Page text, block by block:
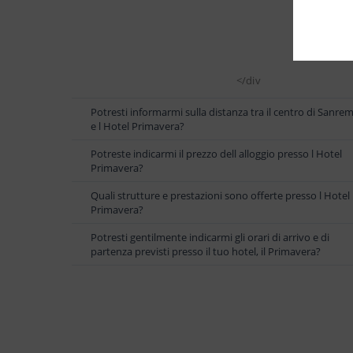
</div
Potresti informarmi sulla distanza tra il centro di
e l Hotel Primavera?
Potreste indicarmi il prezzo dell alloggio presso l Hotel
Primavera?
Quali strutture e prestazioni sono offerte presso l Hotel
Primavera?
Potresti gentilmente indicarmi gli orari di arrivo e di
partenza previsti presso il tuo hotel, il Primavera?